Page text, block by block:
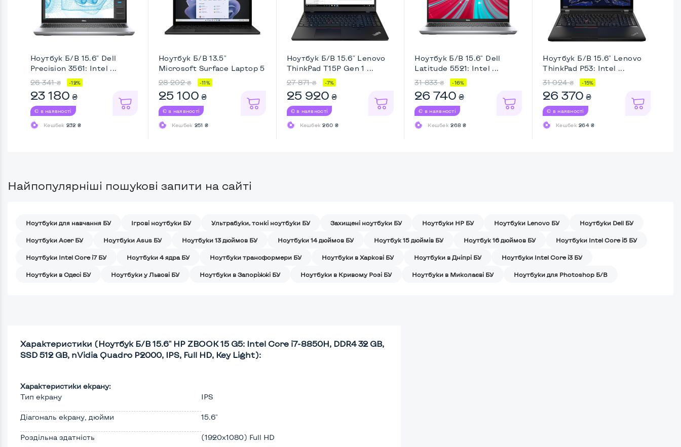
Ноутбук Б/В 15.6" Dell
Precision 3561: Intel ...
26 341 ₴ -12%
23 180 ₴
Є в наявності
Кешбек 232 ₴
Ноутбук Б/В 13.5"
Microsoft Surface Laptop 5
...
28 202 ₴ -11%
25 100 ₴
Є в наявності
Кешбек 251 ₴
Ноутбук Б/В 15.6" Lenovo
ThinkPad T15P Gen 1 ...
27 871 ₴ -7%
25 920 ₴
Є в наявності
Кешбек260 ₴
Ноутбук Б/В 15.6" Dell
Latitude 5521: Intel ...
31 833 ₴ -16%
26 740 ₴
Є в наявності
Кешбек268 ₴
Ноутбук Б/В 15.6" Lenovo
ThinkPad P53: Intel ...
31 024 ₴ -15%
26 370 ₴
Є в наявності
Кешбек264 ₴
Найпопулярніші пошукові запити на сайті
Ноутбуки для навчання БУ Iгрові ноутбуки БУ Ультрабуки, тонкі ноутбуки БУ Захищені ноутбуки БУ Ноутбуки HP БУ Ноутбуки Lenovo БУ Ноутбуки Dell БУ
Ноутбуки Acer БУ Ноутбуки Asus БУ Ноутбуки 13 дюймов БУ Ноутбуки 14 дюймов БУ Ноутбук 15 дюймів БУ Ноутбук 16 дюймов БУ Ноутбуки Intel Core i5 БУ
Ноутбуки Intel Core i7 БУ Ноутбуки 4 ядра БУ Ноутбуки трансформери БУ Ноутбуки в Харкові БУ Ноутбуки в Дніпрі БУ Ноутбуки Intel Core i3 БУ
Ноутбуки в Одесі БУ Ноутбуки у Львові БУ Ноутбуки в Запоріжжі БУ Ноутбуки в Кривому Розі БУ Ноутбуки в Миколаєві БУ Ноутбуки для Photoshop Б/В
Характеристики (Ноутбук Б/В 15.6" HP ZBOOK 15 G5: Intel Core i7-8850H, DDR4 32 GB,
SSD 512 GB, nVidia Quadro P2000, IPS, Full HD, Key Light):
Характеристики екрану:
Тип екрану
IPS
Діагональ екрану, дюйми 15.6"
Роздільна здатність (1920х1080) Full HD